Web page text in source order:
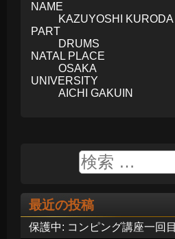
NAME
KAZUYOSHI KURODA
PART
DRUMS
NATAL PLACE
OSAKA
UNIVERSITY
AICHI GAKUIN
最近の投稿
保護中: コンピング講座一回目